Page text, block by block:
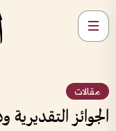
مقالات
الجوائز